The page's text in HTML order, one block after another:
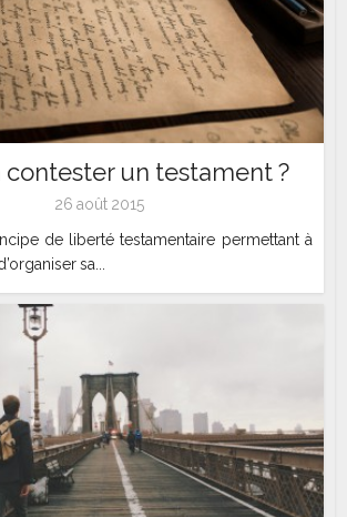
contester un testament ?
26 août 2015
de liberté testamentaire permettant à
sa...